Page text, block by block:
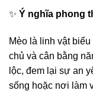
✨ Ý nghĩa phong
Mèo là linh vật
chủ và cân bằng
lộc, đem lại sự an
sống hoặc nơi làm